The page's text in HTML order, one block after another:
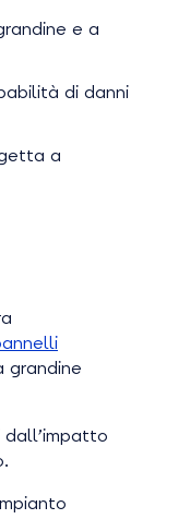
e a
di danni
a
grandine